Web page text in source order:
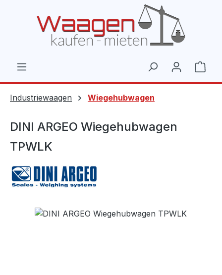
Industriewaagen Wiegehubwagen
DINI ARGEO Wiegehubwagen
TPWLK
Bildergalerie überspringen